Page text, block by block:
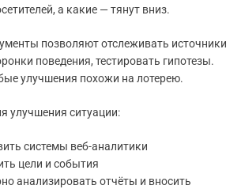
а какие — тянут вниз.
позволяют отслеживать источники
поведения, тестировать гипотезы.
улучшения похожи на лотерею.
улучшения ситуации:
системы веб-аналитики
цели и события
анализировать отчёты и вносить